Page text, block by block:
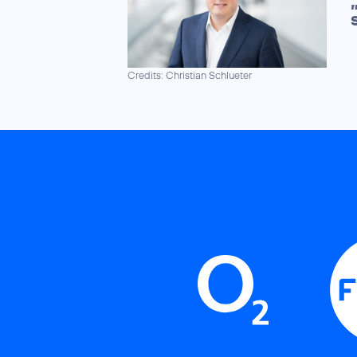
Credits: Christian Schlueter